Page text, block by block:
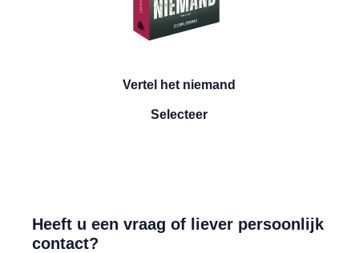
Vertel het niemand
SelecteerVertel het niemand
Heeft u een vraag of liever persoonlijk
contact?